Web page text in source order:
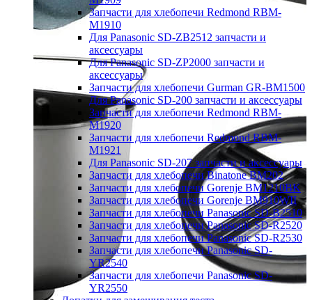
Запчасти для хлебопечи Redmond RBM-
M1910
Для Panasonic SD-ZB2512 запчасти и
аксессуары
Для Panasonic SD-ZP2000 запчасти и
аксессуары
Запчасти для хлебопечи Gurman GR-BM1500
Для Panasonic SD-200 запчасти и аксессуары
Запчасти для хлебопечи Redmond RBM-
M1920
Запчасти для хлебопечи Redmond RBM-
M1921
Для Panasonic SD-207 запчасти и аксессуары
Запчасти для хлебопечи Binatone BM202
Запчасти для хлебопечи Gorenje BM1210BK
Запчасти для хлебопечи Gorenje BM910WII
Запчасти для хлебопечи Panasonic SD-B2510
Запчасти для хлебопечи Panasonic SD-R2520
Запчасти для хлебопечи Panasonic SD-R2530
Запчасти для хлебопечи Panasonic SD-
YR2540
Запчасти для хлебопечи Panasonic SD-
YR2550